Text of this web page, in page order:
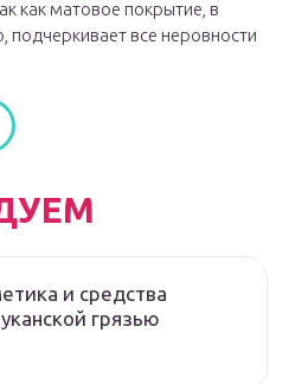
как матовое покрытие, в
подчеркивает все неровности
и средства
грязью